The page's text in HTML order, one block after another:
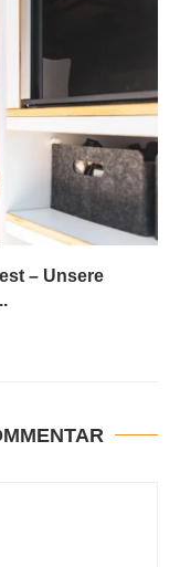
– Unsere